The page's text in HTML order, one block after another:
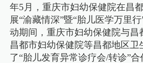
年5月，重庆市妇幼保健院在昌
展“渝藏情深”暨“胎儿医学万里
动期间，重庆市妇幼保健院与昌
昌都市妇幼保健院等昌都地区卫
了“胎儿发育异常诊疗会/转诊”合